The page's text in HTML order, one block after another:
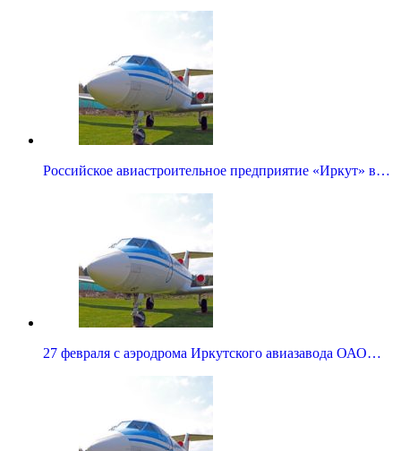
Российское авиастроительное предприятие «Иркут» в…
27 февраля с аэродрома Иркутского авиазавода ОАО…